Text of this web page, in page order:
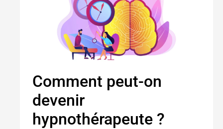
Comment peut-on
devenir
hypnothérapeute ?